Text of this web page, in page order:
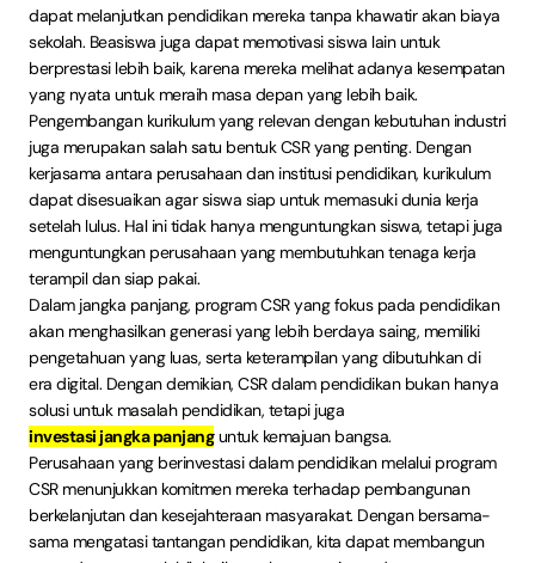
dapat melanjutkan pendidikan mereka tanpa khawatir akan biaya
sekolah. Beasiswa juga dapat memotivasi siswa lain untuk
berprestasi lebih baik, karena mereka melihat adanya kesempatan
yang nyata untuk meraih masa depan yang lebih baik.
Pengembangan kurikulum yang relevan dengan kebutuhan industri
juga merupakan salah satu bentuk CSR yang penting. Dengan
kerjasama antara perusahaan dan institusi pendidikan, kurikulum
dapat disesuaikan agar siswa siap untuk memasuki dunia kerja
setelah lulus. Hal ini tidak hanya menguntungkan siswa, tetapi juga
menguntungkan perusahaan yang membutuhkan tenaga kerja
terampil dan siap pakai.
Dalam jangka panjang, program CSR yang fokus pada pendidikan
akan menghasilkan generasi yang lebih berdaya saing, memiliki
pengetahuan yang luas, serta keterampilan yang dibutuhkan di
era digital. Dengan demikian, CSR dalam pendidikan bukan hanya
solusi untuk masalah pendidikan, tetapi juga
investasi jangka panjanguntuk kemajuan bangsa.
Perusahaan yang berinvestasi dalam pendidikan melalui program
CSR menunjukkan komitmen mereka terhadap pembangunan
berkelanjutan dan kesejahteraan masyarakat. Dengan bersama-
sama mengatasi tantangan pendidikan, kita dapat membangun